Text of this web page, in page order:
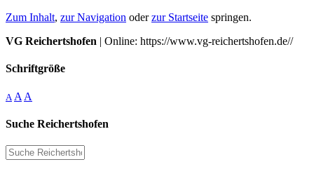
Zum Inhalt, zur Navigation oderzur Startseite springen.
VG Reichertshofen | Online: https://www.vg-reichertshofen.de//
Schriftgröße
A A A
Suche Reichertshofen